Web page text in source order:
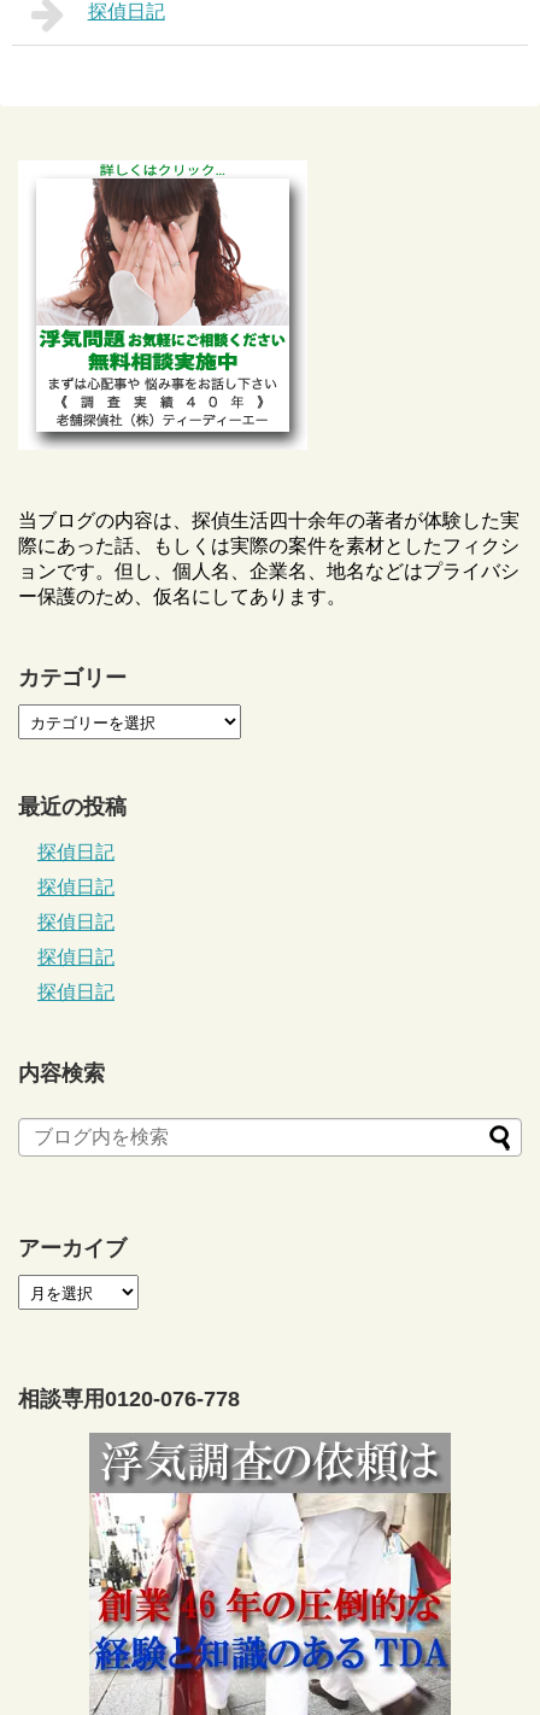
探偵日記
当ブログの内容は、探偵生活四十余年の著者が体験した実
際にあった話、もしくは実際の案件を素材としたフィクシ
ョンです。但し、個人名、企業名、地名などはプライバシ
ー保護のため、仮名にしてあります。
カテゴリー
最近の投稿
探偵日記
探偵日記
探偵日記
探偵日記
探偵日記
内容検索
アーカイブ
相談専用0120-076-778